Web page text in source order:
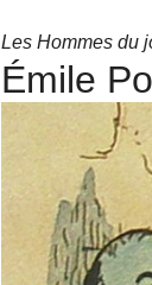
Les Hommes du
Émile